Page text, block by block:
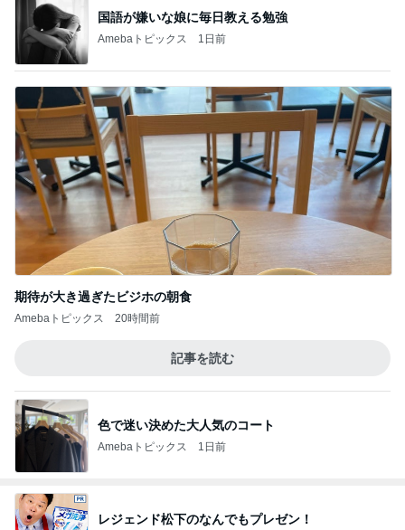
国語が嫌いな娘に毎日教える勉強
Amebaトピックス 1日前
期待が大き過ぎたビジホの朝食
Amebaトピックス 20時間前
記事を読む
色で迷い決めた大人気のコート
Amebaトピックス 1日前
レジェンド松下のなんでもプレゼン！